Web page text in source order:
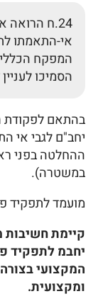
24.ח
אי-התאמתו
המפקח
הסמיכו
בהתאם
יחב"ם לגבי אי
ההחלטה בפני
במשטרה).
מועמד לתפקיד
קיימת
יחבמ לתפקיד
המקצועי
ומקצועית.